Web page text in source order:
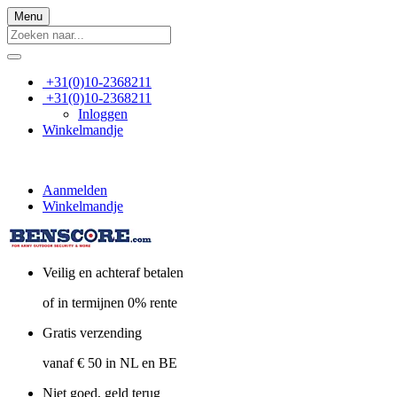
Menu
+31(0)10-2368211
+31(0)10-2368211
Inloggen
Winkelmandje
Aanmelden
Winkelmandje
Veilig en achteraf betalen
of in termijnen 0% rente
Gratis verzending
vanaf € 50 in NL en BE
Niet goed, geld terug